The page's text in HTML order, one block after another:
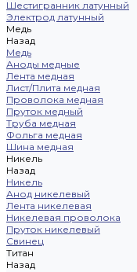
Шестигранник латунный
Электрод латунный
Медь
Назад
Медь
Аноды медные
Лента медная
Лист/Плита медная
Проволока медная
Пруток медный
Труба медная
Фольга медная
Шина медная
Никель
Назад
Никель
Анод никелевый
Лента никелевая
Никелевая проволока
Пруток никелевый
Свинец
Титан
Назад